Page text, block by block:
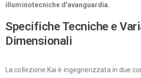
illuminotecniche d'avanguardia.
Specifiche Tecniche e
Dimensionali
La collezione Kai è ingegnerizzata in due